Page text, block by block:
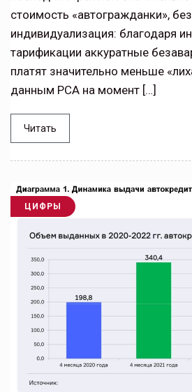
стоимость «автогражданки»,
индивидуализация: благодаря
тарификации аккуратные
платят значительно меньше
данным РСА на момент […]
Читать
ЦИФРЫ